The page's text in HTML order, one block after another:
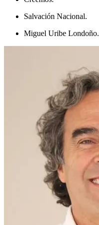
Salvación Nacional.
Miguel Uribe Londoño.